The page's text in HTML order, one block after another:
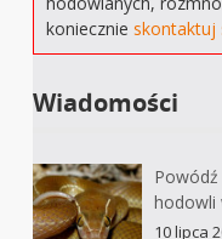
koniecznieskontaktuj
Wiadomości
Powódź
hodowli
10 lipca